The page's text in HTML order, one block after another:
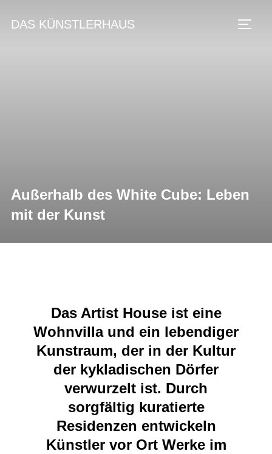
InhaltDAS KÜNSTLERHAUS
Außerhalb des White Cube: Leben
mit der Kunst
Das Artist House ist eine
Wohnvilla und ein lebendiger
Kunstraum, der in der Kultur
der kykladischen Dörfer
verwurzelt ist. Durch
sorgfältig kuratierte
Residenzen entwickeln
Künstler vor Ort Werke im